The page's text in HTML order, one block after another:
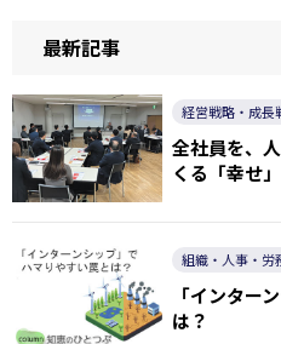
最新記事
経営戦略・成長
全社員を、
くる「幸せ
組織・人事・労
「インター
は？